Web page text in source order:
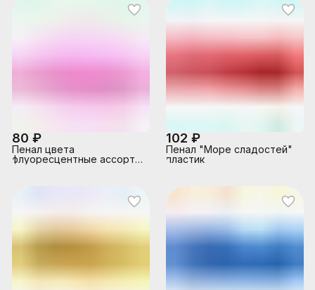
80 ₽
Пенал цвета
флуоресцентные ассорти
102 ₽
Пенал "Море сладостей"
пластик